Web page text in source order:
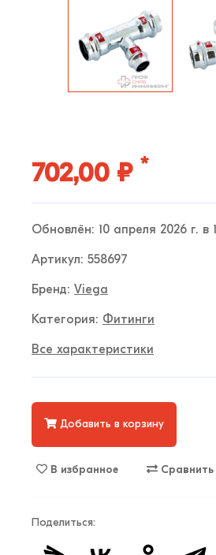
702,00 ₽ *
Обновлён: 10 апреля 2026 г. в
Артикул: 558697
Бренд: Viega
Категория: Фитинги
Все характеристики
Добавить в корзину
В избранное Сравнить
Поделиться: